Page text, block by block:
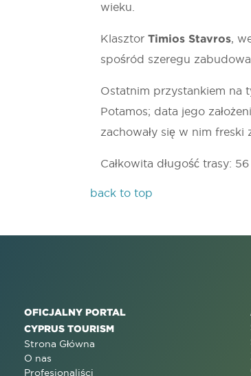
wieku.
KlasztorTimios Stavros,
spośród szeregu
Ostatnim przystankiem na
Potamos; data jego
zachowały się w nim freski
Całkowita długość trasy: 56
back to top
OFICJALNY PORTAL
CYPRUS TOURISM
Strona Główna
O nas
Profesjonaliści